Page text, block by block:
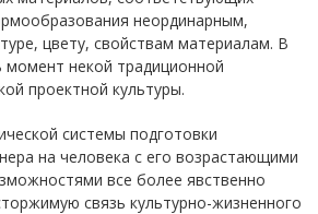
неординарным,
цвету, свойствам материалам. В
некой традиционной
проектной культуры.
системы подготовки
на человека с его возрастающими
все более явственно
связь культурно-жизненного